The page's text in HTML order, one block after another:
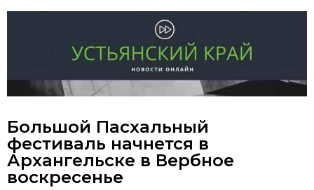
Большой Пасхальный
фестиваль начнется в
Архангельске в Вербное
воскресенье